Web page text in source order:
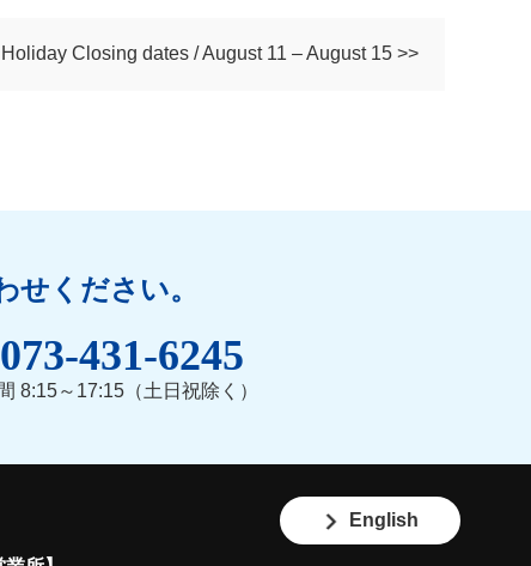
Closing dates / August 11 – August 15 >>
ください。
431-6245
8:15～17:15（土日祝除く）
English